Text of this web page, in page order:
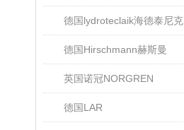
德国lydroteclaik海德泰尼克
德国Hirschmann赫斯曼
英国诺冠NORGREN
德国LAR